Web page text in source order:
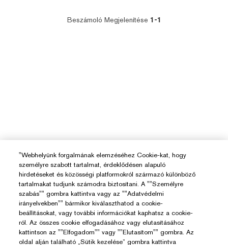
Beszámoló Megjelenítése 1-1
"Webhelyünk forgalmának elemzéséhez Cookie-kat, hogy
személyre szabott tartalmat, érdeklődésen alapuló
hirdetéseket és közösségi platformokról származó különböző
tartalmakat tudjunk számodra biztosítani. A ""Személyre
szabás"" gombra kattintva vagy az ""Adatvédelmi
irányelvekben"" bármikor kiválaszthatod a cookie-
beállításokat, vagy további információkat kaphatsz a cookie-
ról. Az összes cookie elfogadásához vagy elutasításához
kattintson az ""Elfogadom"" vagy ""Elutasítom"" gombra. Az
oldal alján található „Sütik kezelése” gombra kattintva